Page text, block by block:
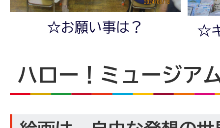
☆お願い事は？ ☆
ハロー！ミュージア